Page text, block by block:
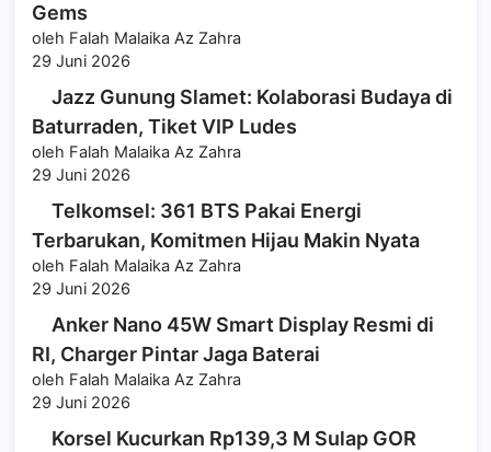
Gems
oleh Falah Malaika Az Zahra
29 Juni 2026
Jazz Gunung Slamet: Kolaborasi Budaya di
Baturraden, Tiket VIP Ludes
oleh Falah Malaika Az Zahra
29 Juni 2026
Telkomsel: 361 BTS Pakai Energi
Terbarukan, Komitmen Hijau Makin Nyata
oleh Falah Malaika Az Zahra
29 Juni 2026
Anker Nano 45W Smart Display Resmi di
RI, Charger Pintar Jaga Baterai
oleh Falah Malaika Az Zahra
29 Juni 2026
Korsel Kucurkan Rp139,3 M Sulap GOR